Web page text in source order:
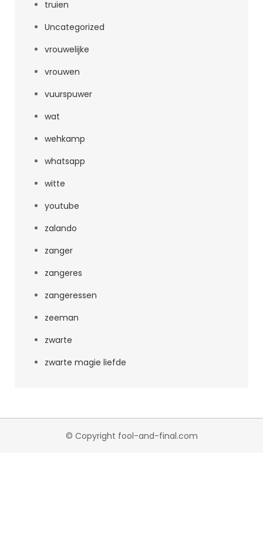
truien
Uncategorized
vrouwelijke
vrouwen
vuurspuwer
wat
wehkamp
whatsapp
witte
youtube
zalando
zanger
zangeres
zangeressen
zeeman
zwarte
zwarte magie liefde
© Copyright fool-and-final.com